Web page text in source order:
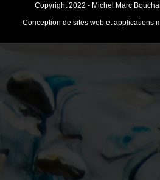
Copyright 2022 - Michel Marc
Conception de sites web et applications